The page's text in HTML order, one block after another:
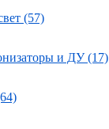
(57)
и ДУ (17)